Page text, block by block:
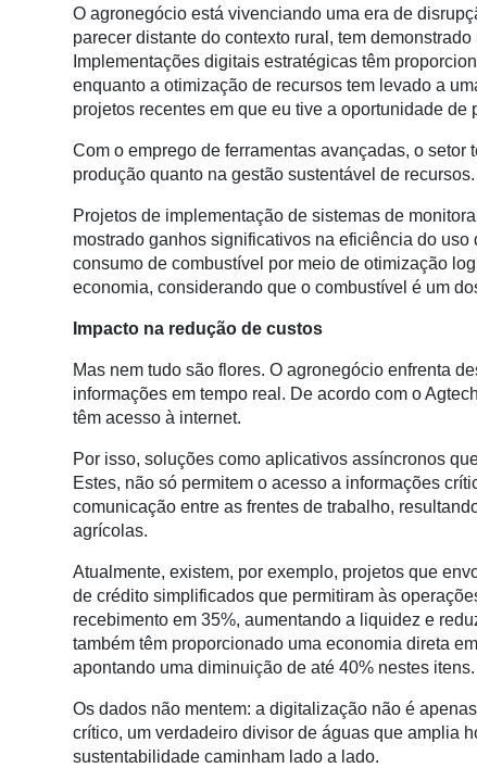
Tecnologia
Recursos
Membros
Netrin
Néctar
Tecprime
Consulting
O agronegócio está vivenciando uma era de
parecer distante do contexto rural, tem
Implementações digitais estratégicas têm
enquanto a otimização de recursos tem levado a
projetos recentes em que eu tive a oportunidade de
Com o emprego de ferramentas avançadas, o
produção quanto na gestão sustentável de recursos.
Projetos de implementação de sistemas de
mostrado ganhos significativos na eficiência do
consumo de combustível por meio de otimização
economia, considerando que o combustível é um
Impacto na redução de custos
Mas nem tudo são flores. O agronegócio enfrenta
informações em tempo real. De acordo com o
têm acesso à internet.
Por isso, soluções como aplicativos assíncronos
Estes, não só permitem o acesso a informações
comunicação entre as frentes de trabalho,
agrícolas.
Atualmente, existem, por exemplo, projetos que
de crédito simplificados que permitiram às
recebimento em 35%, aumentando a liquidez e
também têm proporcionado uma economia direta
apontando uma diminuição de até 40% nestes itens.
Os dados não mentem: a digitalização não é
crítico, um verdadeiro divisor de águas que amplia
sustentabilidade caminham lado a lado.